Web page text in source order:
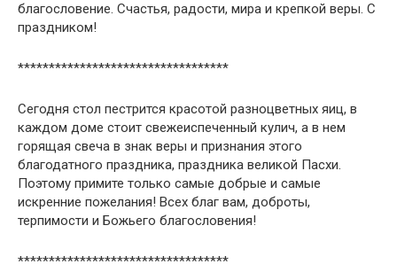
благословение. Счастья, радости, мира и крепкой веры. С
праздником!
**********************************
Сегодня стол пестрится красотой разноцветных яиц, в
каждом доме стоит свежеиспеченный кулич, а в нем
горящая свеча в знак веры и признания этого
благодатного праздника, праздника великой Пасхи.
Поэтому примите только самые добрые и самые
искренние пожелания! Всех благ вам, доброты,
терпимости и Божьего благословения!
**********************************